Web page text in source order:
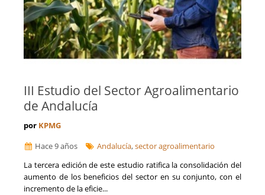
III Estudio del Sector Agroalimentario
de Andalucía
por KPMG
Hace 9 años
Andalucía,sector agroalimentario
La tercera edición de este estudio ratifica la consolidación del
aumento de los beneficios del sector en su conjunto, con el
incremento de la eficie...